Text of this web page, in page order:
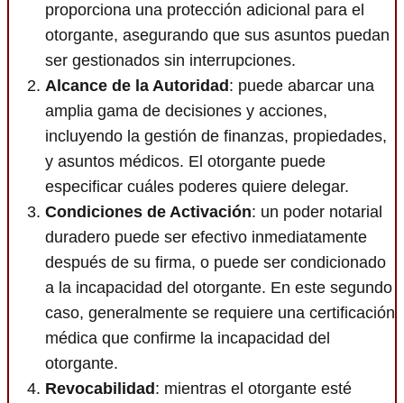
proporciona una protección adicional para el
otorgante, asegurando que sus asuntos puedan
ser gestionados sin interrupciones.
Alcance de la Autoridad : puede abarcar una
amplia gama de decisiones y acciones,
incluyendo la gestión de finanzas, propiedades,
y asuntos médicos. El otorgante puede
especificar cuáles poderes quiere delegar.
Condiciones de Activación: un poder notarial
duradero puede ser efectivo inmediatamente
después de su firma, o puede ser condicionado
a la incapacidad del otorgante. En este segundo
caso, generalmente se requiere una certificación
médica que confirme la incapacidad del
otorgante.
Revocabilidad : mientras el otorgante esté